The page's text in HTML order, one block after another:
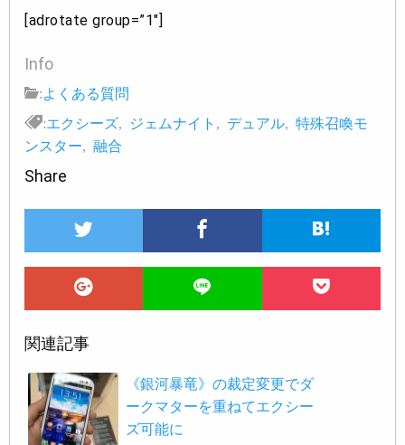
[adrotate group=”1″]
Info
: よくある質問
:エクシーズ ジェムナイト デュアル
特殊召喚モ
ンスター
融合
Share
関連記事
《銀河暴竜》の裁定変更でダ
ークマターを重ねてエクシー
ズ可能に